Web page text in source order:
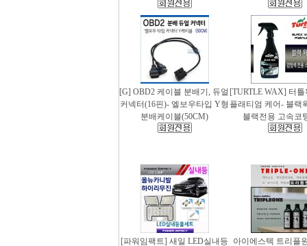
[G] OBD2 케이블 분배기, 듀얼
커넥터(16핀)- 엘보우타입 Y형
분배케이블(50CM)
[TURTLE WAX] 터
플래티엄 케어- 블랙
블랙전용 고속코
[파워임팩트] 새일 LED실내등 아이에스텍 트리플